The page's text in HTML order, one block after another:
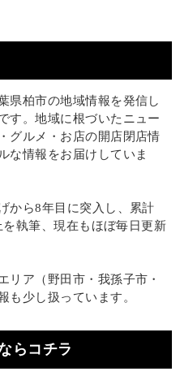
県柏市の地域情報を発信し
す。地域に根づいたニュー
グルメ・お店の開店閉店情
な情報をお届けしていま
から8年目に突入し、累計
執筆、現在もほぼ毎日更新
リア（野田市・我孫子市・
も少し扱っています。
らコチラ